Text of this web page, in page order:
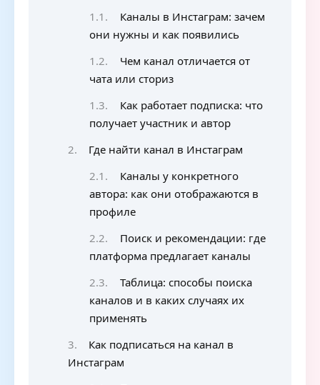
Каналы в Инстаграм: зачем
они нужны и как появились
Чем канал отличается от
чата или сториз
Как работает подписка: что
получает участник и автор
Где найти канал в Инстаграм
Каналы у конкретного
автора: как они отображаются в
профиле
Поиск и рекомендации: где
платформа предлагает каналы
Таблица: способы поиска
каналов и в каких случаях их
применять
Как подписаться на канал в
Инстаграм